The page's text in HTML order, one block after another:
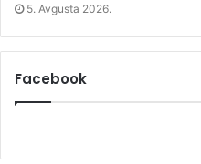
5. Avgusta 2026.
Facebook